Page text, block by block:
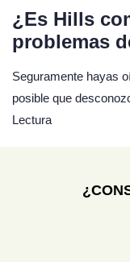
¿Es Hills
problemas
Seguramente hayas
posible que
Lectura